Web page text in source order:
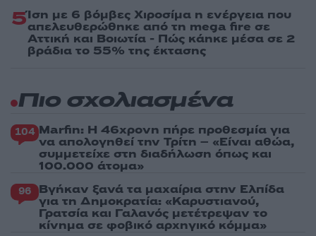
5Ίση με 6 βόμβες Χιροσίμα η ενέργεια που
απελευθερώθηκε από τη mega fire σε
Αττική και Βοιωτία - Πώς κάηκε μέσα σε 2
βράδια το 55% της έκτασης
Πιο σχολιασμένα
104 Marfin: Η 46χρονη πήρε προθεσμία για
να απολογηθεί την Τρίτη – «Είναι αθώα,
συμμετείχε στη διαδήλωση όπως και
100.000 άτομα»
96 Βγήκαν ξανά τα μαχαίρια στην Ελπίδα
για τη Δημοκρατία: «Καρυστιανού,
Γρατσία και Γαλανός μετέτρεψαν το
κίνημα σε φοβικό αρχηγικό κόμμα»